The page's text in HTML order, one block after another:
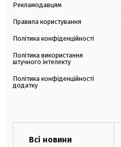
Рекламодавцям
Правила користування
Політика конфіденційності
Політика використання
штучного інтелекту
Політика конфіденційності
додатку
Всі новини